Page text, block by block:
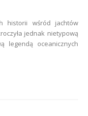
historii wśród jachtów
jednak nietypową
legendą oceanicznych